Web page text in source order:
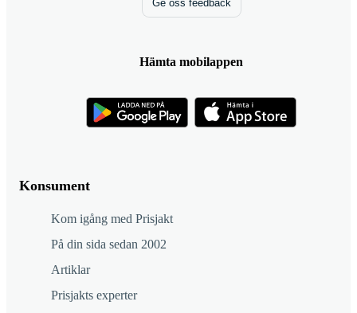
Konsument
Kom igång med Prisjakt
På din sida sedan 2002
Artiklar
Prisjakts experter
Ge oss feedback
Hämta mobilappen